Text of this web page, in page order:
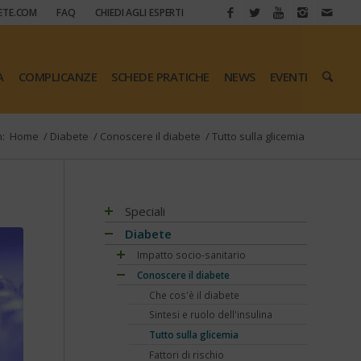
FAQ CHIEDI AGLI ESPERTI
COMPLICANZE SCHEDE PRATICHE NEWS EVENTI
Home / Diabete / Conoscere il diabete / Tutto sulla glicemia
Speciali
Antiossidanti e radicali liberi
Assistenza e diabete
Associazioni di pazienti con diabete
Automonitoraggio glicemia
Centenario dell'insulina
COVID-19 e diabete
Diabete e obesità
Diabete
Impatto socio-sanitario
Mondo, Europa
Italia
Regioni
Conoscere il diabete
Che cos'è il diabete
Sintesi e ruolo dell'insulina
Tutto sulla glicemia
Fattori di rischio